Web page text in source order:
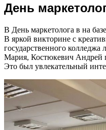
День
В День маркетолога в на
В яркой викторине с
государственного
Мария, Костюкевич Андрей
Это был увлекательный